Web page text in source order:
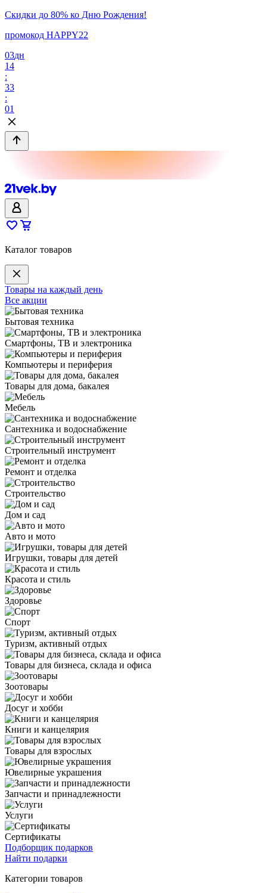
Скидки до 80% ко Дню Рождения!
промокод HAPPY22
03дн
14
:
33
:
01
Каталог товаров
Товары на каждый день
Все акции
Бытовая техника
Смартфоны, ТВ и электроника
Компьютеры и периферия
Товары для дома, бакалея
Мебель
Сантехника и водоснабжение
Строительный инструмент
Ремонт и отделка
Строительство
Дом и сад
Авто и мото
Игрушки, товары для детей
Красота и стиль
Здоровье
Спорт
Туризм, активный отдых
Товары для бизнеса, склада и офиса
Зоотовары
Досуг и хобби
Книги и канцелярия
Товары для взрослых
Ювелирные украшения
Запчасти и принадлежности
Услуги
Сертификаты
Подборщик подарков
Найти подарки
Категории товаров